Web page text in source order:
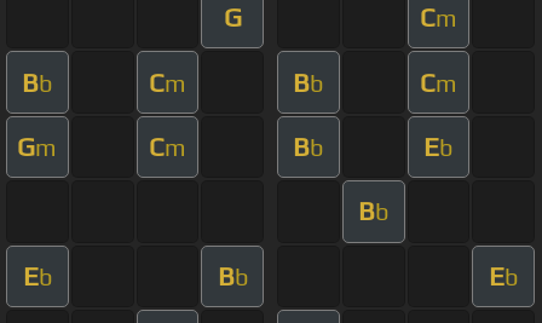
G Cm
Bb Cm Bb Cm
Gm Cm Bb Eb
Bb
Eb Bb Eb